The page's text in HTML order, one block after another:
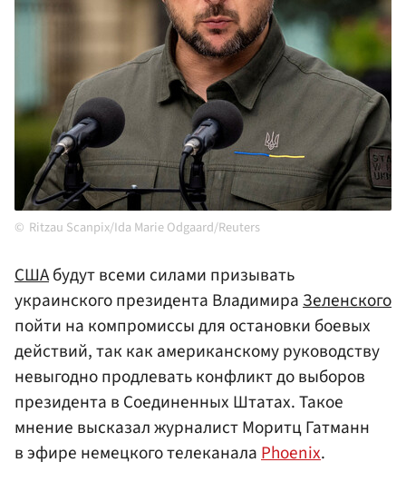
Ritzau Scanpix/Ida Marie Odgaard/Reuters
СШАбудут всеми силами призывать
украинского президента ВладимираЗеленского
пойти на компромиссы для остановки боевых
действий, так как американскому руководству
невыгодно продлевать конфликт до выборов
президента в Соединенных Штатах. Такое
мнение высказал журналист Моритц Гатманн
в эфире немецкого телеканалаPhoenix.